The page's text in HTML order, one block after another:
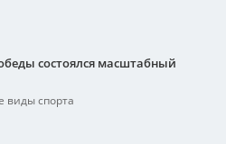
состоялся масштабный
виды спорта